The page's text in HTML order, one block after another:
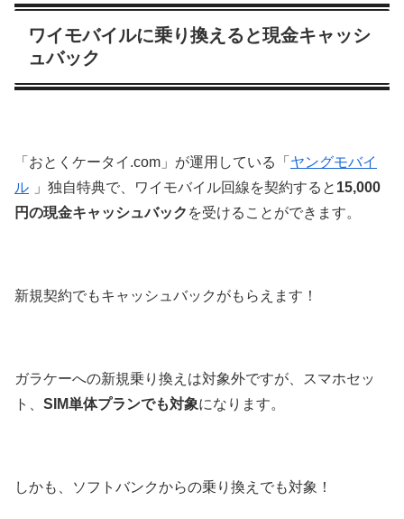
ワイモバイルに乗り換えると現金キャッシ
ュバック
「おとくケータイ.com」が運用している「 ヤングモバイ
ル
」独自特典で、ワイモバイル回線を契約すると 15,000
円の現金キャッシュバック を受けることができます。
新規契約でもキャッシュバックがもらえます！
ガラケーへの新規乗り換えは対象外ですが、スマホセッ
ト、 SIM単体プランでも対象になります。
しかも、ソフトバンクからの乗り換えでも対象！